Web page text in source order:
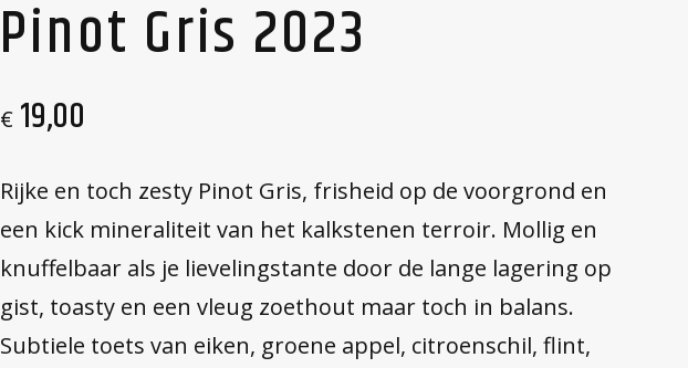
Pinot Gris 2023
€ 19,00
Rijke en toch zesty Pinot Gris, frisheid op de voorgrond en
een kick mineraliteit van het kalkstenen terroir. Mollig en
knuffelbaar als je lievelingstante door de lange lagering op
gist, toasty en een vleug zoethout maar toch in balans.
Subtiele toets van eiken, groene appel, citroenschil, flint,